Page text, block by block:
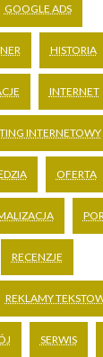
GOOGLE ADS
HISTORIA
INTERNET
INTERNETOWY
OFERTA
RECENZJE
REKLAMY
SERWIS